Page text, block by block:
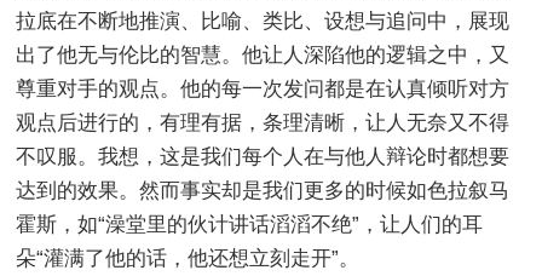
拉底在不断地推演、比喻、类比、设想与追问中，展现
出了他无与伦比的智慧。他让人深陷他的逻辑之中，又
尊重对手的观点。他的每一次发问都是在认真倾听对方
观点后进行的，有理有据，条理清晰，让人无奈又不得
不叹服。我想，这是我们每个人在与他人辩论时都想要
达到的效果。然而事实却是我们更多的时候如色拉叙马
霍斯，如“澡堂里的伙计讲话滔滔不绝”，让人们的耳
朵“灌满了他的话，他还想立刻走开”。